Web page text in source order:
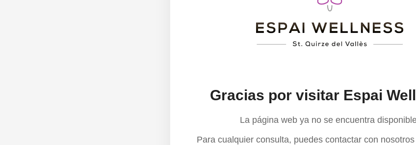
Gracias por visitar Espai
La página web ya no se encuentra
Para cualquier consulta, puedes contactar con